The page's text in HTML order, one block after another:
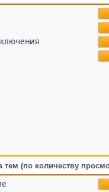
тем (по количеству